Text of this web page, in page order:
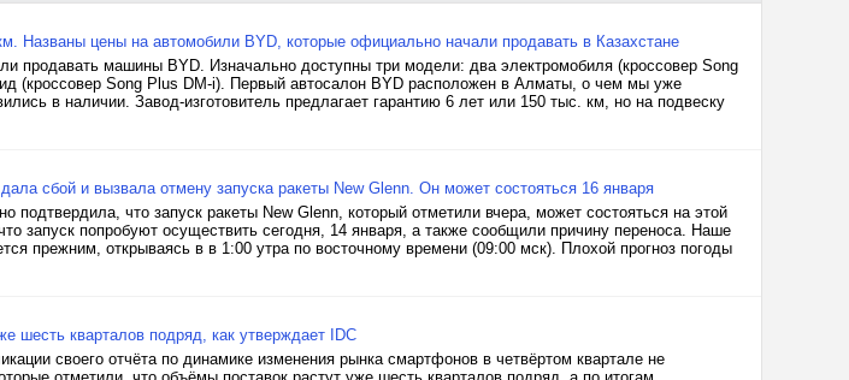
Названы цены на автомобили BYD, которые официально начали продавать в Казахстане
продавать машины BYD. Изначально доступны три модели: два электромобиля (кроссовер Song
(кроссовер Song Plus DM-i). Первый автосалон BYD расположен в Алматы, о чем мы уже
в наличии. Завод-изготовитель предлагает гарантию 6 лет или 150 тыс. км, но на подвеску
сбой и вызвала отмену запуска ракеты New Glenn. Он может состояться 16 января
подтвердила, что запуск ракеты New Glenn, который отметили вчера, может состояться на этой
запуск попробуют осуществить сегодня, 14 января, а также сообщили причину переноса. Наше
прежним, открываясь в в 1:00 утра по восточному времени (09:00 мск). Плохой прогноз погоды
шесть кварталов подряд, как утверждает IDC
своего отчёта по динамике изменения рынка смартфонов в четвёртом квартале не